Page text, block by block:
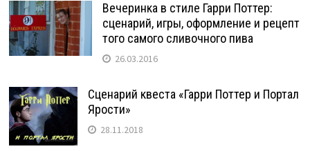
Вечеринка в стиле Гарри Поттер:
сценарий, игры, оформление и рецепт
того самого сливочного пива
26.03.2016
Сценарий квеста «Гарри Поттер и Портал
Ярости»
28.11.2018